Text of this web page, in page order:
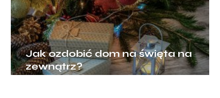
Jak ozdobić dom na święta na
zewnątrz?